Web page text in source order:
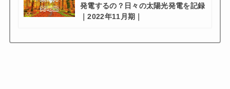
発電するの？日々の太陽光発電を記録
｜2022年11月期｜